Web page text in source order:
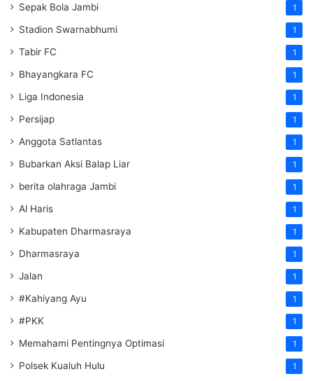
Sepak Bola Jambi 1
Stadion Swarnabhumi 1
Tabir FC 1
Bhayangkara FC 1
Liga Indonesia 1
Persijap 1
Anggota Satlantas 1
Bubarkan Aksi Balap Liar 1
berita olahraga Jambi 1
Al Haris 1
Kabupaten Dharmasraya 1
Dharmasraya 1
Jalan 1
#Kahiyang Ayu 1
#PKK 1
Memahami Pentingnya Optimasi 1
Polsek Kualuh Hulu 1